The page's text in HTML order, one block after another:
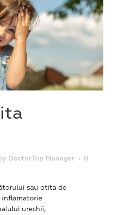
DoctorTop Manager
0
sau otita de
inflamatorie
urechii,